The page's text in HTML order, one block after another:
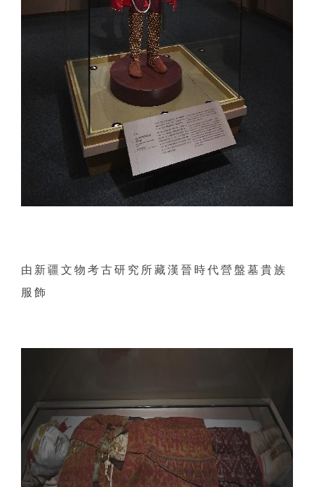
由新疆文物考古研究所藏漢晉時代營盤墓貴族
服飾